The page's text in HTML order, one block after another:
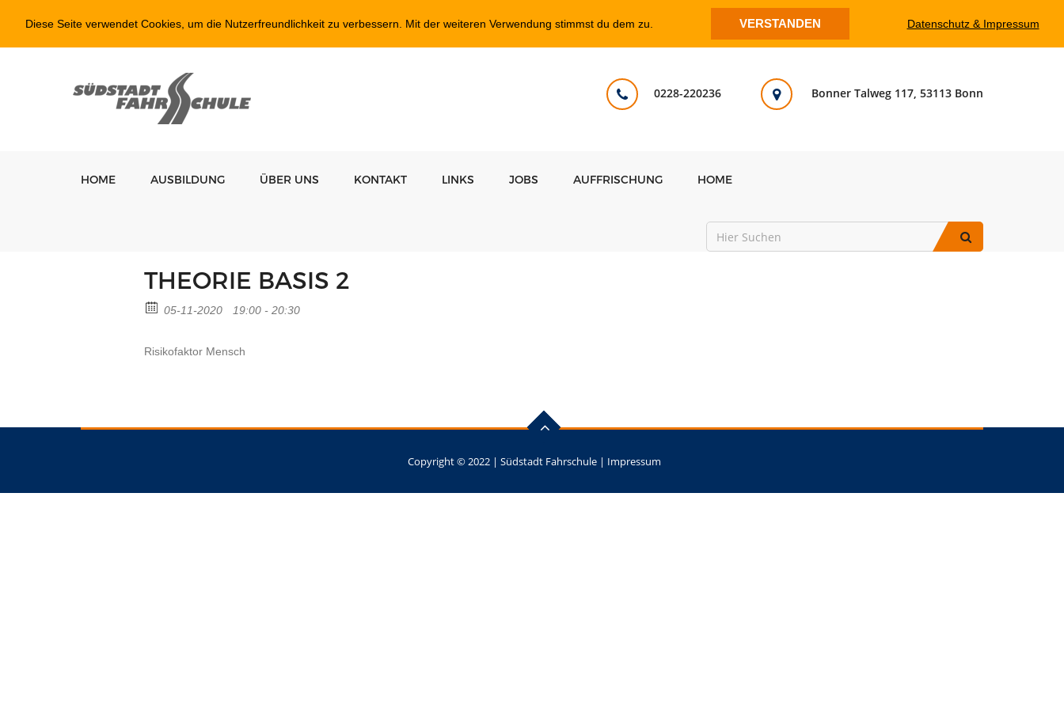
Bonner Talweg 117, 53113 Bonn
0228-220236
HOME AUSBILDUNG ÜBER UNS KONTAKT LINKS JOBS AUFFRISCHUNG HOME
THEORIE BASIS 2
05-11-2020 19:00 - 20:30
Risikofaktor Mensch
Copyright © 2022 | Südstadt Fahrschule | Impressum
Diese Seite verwendet Cookies, um die Nutzerfreundlichkeit zu verbessern. Mit der weiteren Verwendung stimmst du dem zu. VERSTANDEN Datenschutz & Impressum